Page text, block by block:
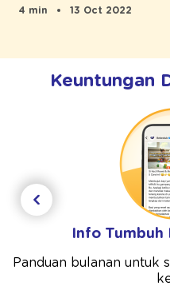
4 min
13 Oct 2022
Keuntungan
Info Tumbuh
Panduan bulanan untuk